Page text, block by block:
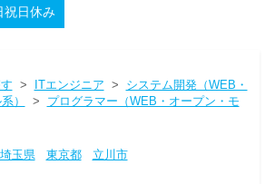
祝日休み
> ITエンジニア > システム開発（WEB・
）
> プログラマー（WEB・オープン・モ
埼玉県 東京都
立川市